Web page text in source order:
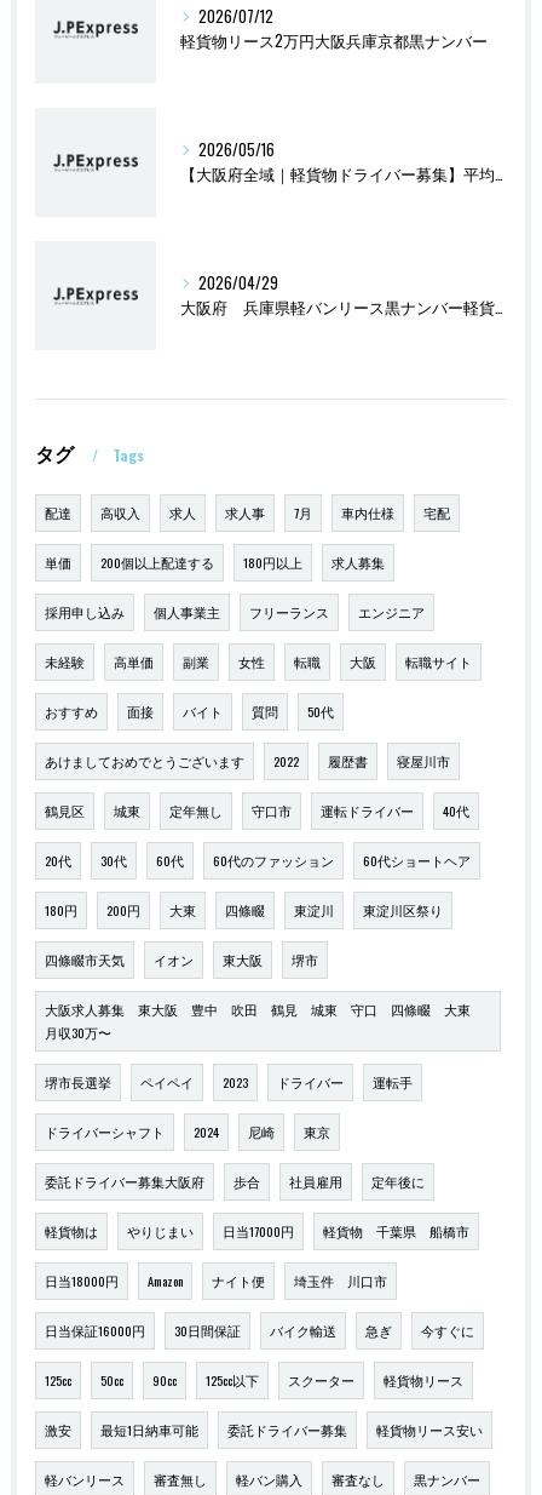
2026/07/12
軽貨物リース2万円大阪兵庫京都黒ナンバー
2026/05/16
【大阪府全域｜軽貨物ドライバー募集】平均報酬47万円
2026/04/29
大阪府 兵庫県軽バンリース黒ナンバー軽貨物2万円
タグ Tags
配達 高収入 求人 求人事 7月 車内仕様 宅配
単価 200個以上配達する 180円以上 求人募集
採用申し込み 個人事業主 フリーランス エンジニア
未経験 高単価 副業 女性 転職 大阪 転職サイト
おすすめ 面接 バイト 質問 50代
あけましておめでとうございます 2022 履歴書 寝屋川市
鶴見区 城東 定年無し 守口市 運転ドライバー 40代
20代 30代 60代 60代のファッション 60代ショートヘア
180円 200円 大東 四條畷 東淀川 東淀川区祭り
四條畷市天気 イオン 東大阪 堺市
大阪求人募集 東大阪 豊中 吹田 鶴見 城東 守口 四條畷 大東
月収30万〜
堺市長選挙 ペイペイ 2023 ドライバー 運転手
ドライバーシャフト 2024 尼崎 東京
委託ドライバー募集大阪府 歩合 社員雇用 定年後に
軽貨物は やりじまい 日当17000円 軽貨物 千葉県 船橋市
日当18000円 Amazon ナイト便 埼玉件 川口市
日当保証16000円 30日間保証 バイク輸送 急ぎ 今すぐに
125cc 50cc 90cc 125cc以下 スクーター 軽貨物リース
激安 最短1日納車可能 委託ドライバー募集 軽貨物リース安い
軽バンリース 審査無し 軽バン購入 審査なし 黒ナンバー